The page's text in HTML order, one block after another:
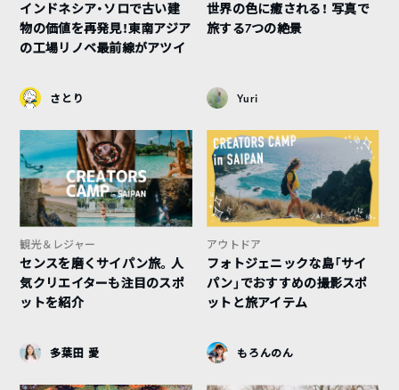
インドネシア・ソロで古い建
物の価値を再発見！東南アジア
の工場リノベ最前線がアツイ
さとり
世界の色に癒される！ 写真で
旅する7つの絶景
Yuri
観光＆レジャー
センスを磨くサイパン旅。人
気クリエイターも注目のスポ
ットを紹介
多葉田 愛
アウトドア
フォトジェニックな島「サイ
パン」でおすすめの撮影スポ
ットと旅アイテム
もろんのん